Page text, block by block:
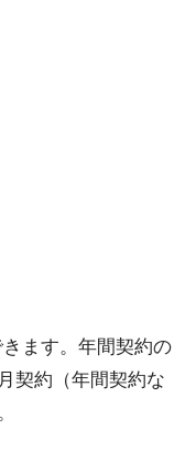
ます。年間契約の
契約（年間契約な